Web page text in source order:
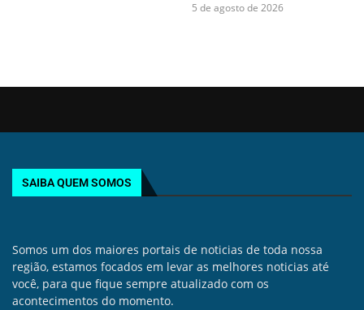
5 de agosto de 2026
SAIBA QUEM SOMOS
Somos um dos maiores portais de noticias de toda nossa
região, estamos focados em levar as melhores noticias até
você, para que fique sempre atualizado com os
acontecimentos do momento.